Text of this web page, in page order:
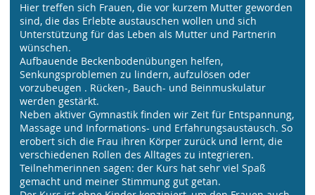
Hier treffen sich Frauen, die vor kurzem Mutter geworden
sind, die das Erlebte austauschen wollen und sich
Unterstützung für das Leben als Mutter und Partnerin
wünschen.
Aufbauende Beckenbodenübungen helfen,
Senkungsproblemen zu lindern, aufzulösen oder
vorzubeugen . Rücken-, Bauch- und Beinmuskulatur
werden gestärkt.
Neben aktiver Gymnastik finden wir Zeit für Entspannung,
Massage und Informations- und Erfahrungsaustausch. So
erobert sich die Frau ihren Körper zurück und lernt, die
verschiedenen Rollen des Alltages zu integrieren.
Teilnehmerinnen sagen: der Kurs hat sehr viel Spaß
gemacht und meiner Stimmung gut getan.